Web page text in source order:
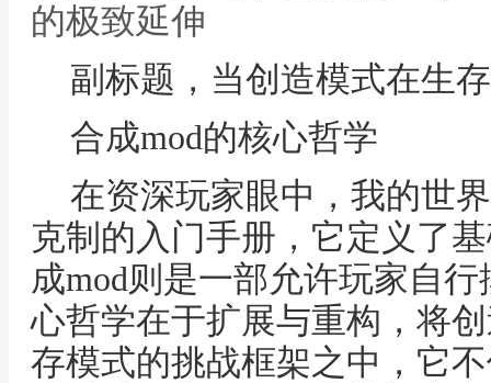
的极致延伸
副标题，当创造模式在生
合成mod的核心哲学
在资深玩家眼中，我的世
克制的入门手册，它定义了
成mod则是一部允许玩家自
心哲学在于扩展与重构，将
存模式的挑战框架之中，它